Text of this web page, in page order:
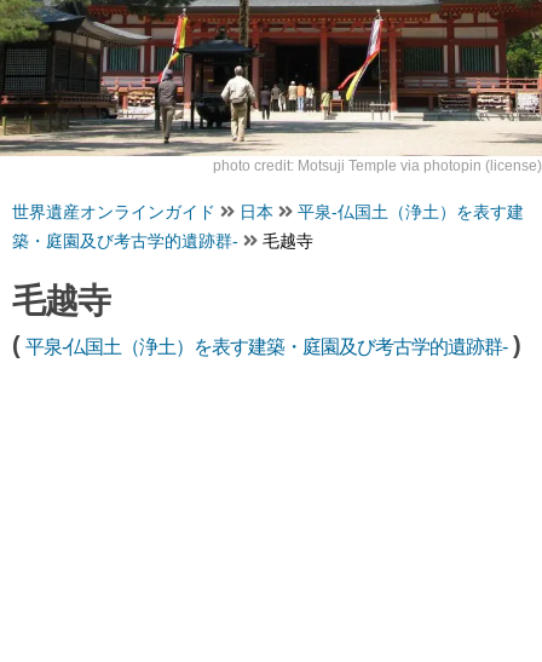
photo credit: Motsuji Temple via photopin (license)
世界遺産オンラインガイド 日本
平泉-仏国土（浄土）を表す建
築・庭園及び考古学的遺跡群-
毛越寺
毛越寺
( 平泉-仏国土（浄土）を表す建築・庭園及び考古学的遺跡群-)